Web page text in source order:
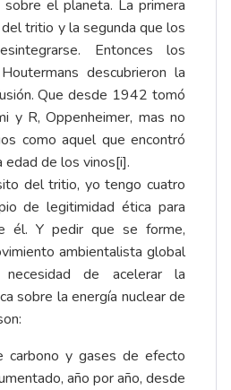
el planeta. La primera
tritio y la segunda que los
Entonces los
descubrieron la
Que desde 1942 tomó
y R, Oppenheimer, mas no
como aquel que encontró
edad de los vinos[i].
del tritio, yo tengo cuatro
de legitimidad ética para
él. Y pedir que se forme,
ambientalista global
de acelerar la
sobre la energía nuclear de
carbono y gases de efecto
año por año, desde